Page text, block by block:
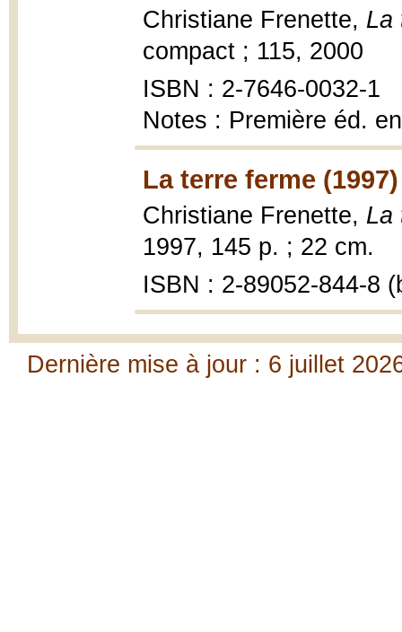
Christiane Frenette, La
compact ; 115, 2000
ISBN : 2-7646-0032-1
Notes : Première éd.
La terre ferme (1997)
Christiane Frenette, La
1997, 145 p. ; 22 cm.
ISBN : 2-89052-844-8
Dernière mise à jour : 6 juillet